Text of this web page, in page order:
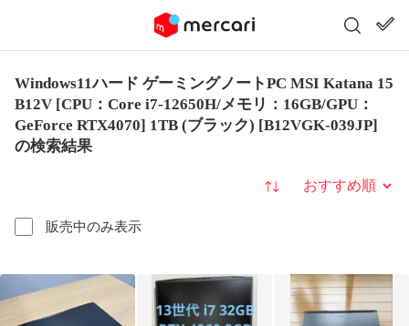
Windows11ハード ゲーミングノートPC MSI Katana 15
B12V [CPU：Core i7-12650H/メモリ：16GB/GPU：
GeForce RTX4070] 1TB (ブラック) [B12VGK-039JP]
の検索結果
販売中のみ表示
並び替え